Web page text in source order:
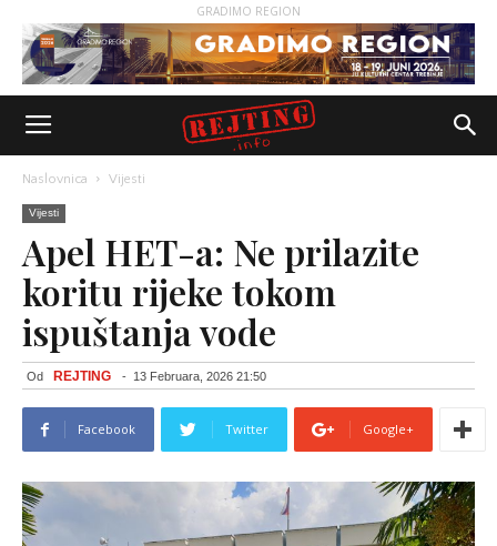
GRADIMO REGION
Naslovnica Vijesti
Vijesti
Apel HET-a: Ne prilazite
koritu rijeke tokom
ispuštanja vode
Od REJTING - 13 Februara, 2026 21:50
Facebook Twitter Google+